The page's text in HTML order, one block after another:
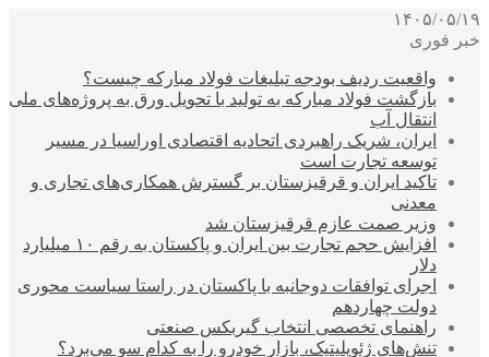
۱۴۰۵/۰۵/۱۹
خبر فوری
واقعیت ردیف بودجه تبلیغات فولاد مبارکه چیست؟
بازگشت فولاد مبارکه به تولید با تحویل ورق به پروژه‌های ملی
انتقال آب
ایران، شریک راهبردی اتحادیه اقتصادی اوراسیا در مسیر
توسعه تجارت است
تاکید ایران و قرقیزستان بر گسترش همکاری‌های تجاری و
معدنی
وزیر صمت عازم قرقیزستان شد
افزایش حجم تجارت بین ایران و پاکستان به رقم ۱۰ میلیارد
دلار
اجرای توافقات دوجانبه با پاکستان در راستا سیاست محوری
دولت چهاردهم
راهنمای تخصصی انتخاب گیربکس صنعتی
تنش‌های ژئوپلیتیک، بازار خودرو را به کدام سو می‌برد؟